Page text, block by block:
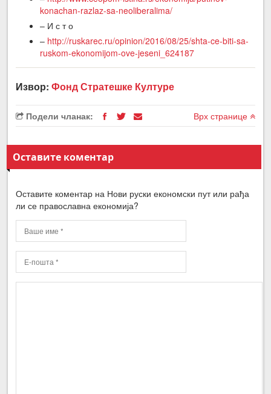
konachan-razlaz-sa-neoliberalima/
– И с т о
– http://ruskarec.ru/opinion/2016/08/25/shta-ce-biti-sa-
ruskom-ekonomijom-ove-jeseni_624187
Извор:Фонд Стратешке Културе
Подели чланак: Врх странице
Оставите коментар
Оставите коментар на Нови руски економски пут или рађа
ли се православна економија?